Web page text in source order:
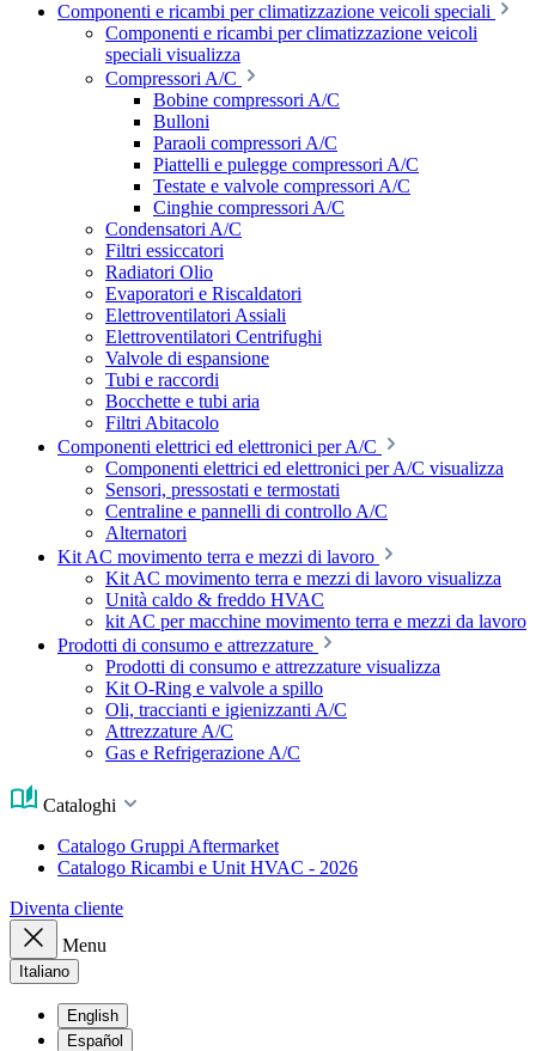
Componenti e ricambi per climatizzazione veicoli speciali
Componenti e ricambi per climatizzazione veicoli
speciali visualizza
Compressori A/C
Bobine compressori A/C
Bulloni
Paraoli compressori A/C
Piattelli e pulegge compressori A/C
Testate e valvole compressori A/C
Cinghie compressori A/C
Condensatori A/C
Filtri essiccatori
Radiatori Olio
Evaporatori e Riscaldatori
Elettroventilatori Assiali
Elettroventilatori Centrifughi
Valvole di espansione
Tubi e raccordi
Bocchette e tubi aria
Filtri Abitacolo
Componenti elettrici ed elettronici per A/C
Componenti elettrici ed elettronici per A/C visualizza
Sensori, pressostati e termostati
Centraline e pannelli di controllo A/C
Alternatori
Kit AC movimento terra e mezzi di lavoro
Kit AC movimento terra e mezzi di lavoro visualizza
Unità caldo & freddo HVAC
kit AC per macchine movimento terra e mezzi da lavoro
Prodotti di consumo e attrezzature
Prodotti di consumo e attrezzature visualizza
Kit O-Ring e valvole a spillo
Oli, traccianti e igienizzanti A/C
Attrezzature A/C
Gas e Refrigerazione A/C
Cataloghi
Catalogo Gruppi Aftermarket
Catalogo Ricambi e Unit HVAC - 2026
Diventa cliente
Menu
Italiano
English
Español